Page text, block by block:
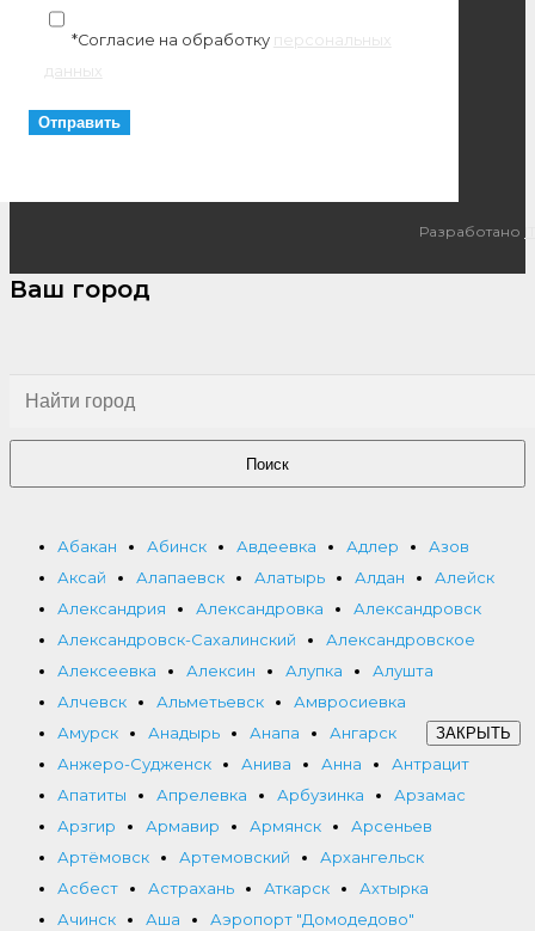
*Согласие на обработку персональных
данных
Разработано
Ваш город
Поиск
Абакан Абинск Авдеевка Адлер
Азов
Аксай
Алапаевск Алатырь Алдан
Алейск
Александрия
Александровка
Александровск
Александровск-Сахалинский
Александровское
Алексеевка
Алексин Алупка
Алушта
Алчевск
Альметьевск
Амвросиевка
Амурск
Анадырь Анапа
Ангарск
Анжеро-Судженск
Анива Анна
Антрацит
Апатиты
Апрелевка Арбузинка
Арзамас
Арзгир
Армавир Армянск
Арсеньев
Артёмовск
Артемовский
Архангельск
Асбест
Астрахань Аткарск
Ахтырка
Ачинск
Аша
Аэропорт "Домодедово"
ЗАКРЫТЬ